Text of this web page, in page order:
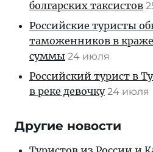
болгарских таксистов
Российские туристы
таможенников в
суммы 24 июля
Российский турист в
в реке девочку 24 июля
Другие новости